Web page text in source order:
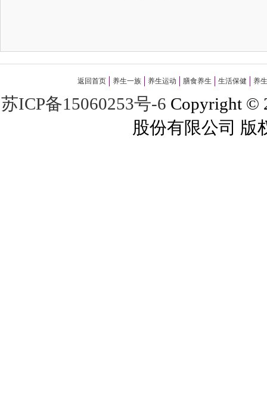
返回首页 养生一族 养生运动 膳食养生 生活保健 养
苏ICP备15060253号-6 Copyright ©
股份有限公司 版